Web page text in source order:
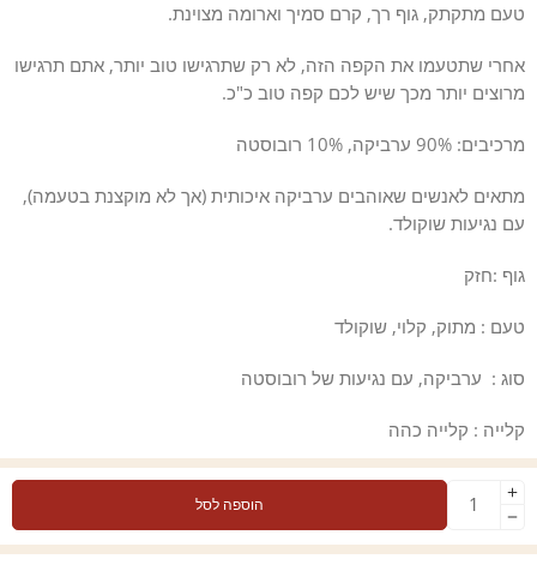
טעם מתקתק, גוף רך, קרם סמיך וארומה מצוינת.
אחרי שתטעמו את הקפה הזה, לא רק שתרגישו טוב יותר, אתם תרגישו
מרוצים יותר מכך שיש לכם קפה טוב כ"כ.
מרכיבים: 90% ערביקה, 10% רובוסטה
מתאים לאנשים שאוהבים ערביקה איכותית (אך לא מוקצנת בטעמה),
עם נגיעות שוקולד.
גוף :חזק
טעם : מתוק, קלוי, שוקולד
סוג : ערביקה, עם נגיעות של רובוסטה
קלייה : קלייה כהה
הוספה לסל